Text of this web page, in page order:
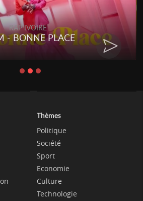
RAP IVOIRE
- BONNE PLACE
Thèmes
Politique
Société
Sport
Economie
Culture
Technologie